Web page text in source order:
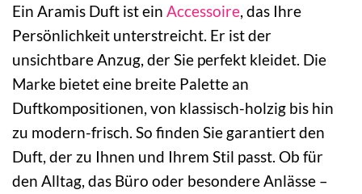
Ein Aramis Duft ist ein Accessoire , das Ihre
Persönlichkeit unterstreicht. Er ist der
unsichtbare Anzug, der Sie perfekt kleidet. Die
Marke bietet eine breite Palette an
Duftkompositionen, von klassisch-holzig bis hin
zu modern-frisch. So finden Sie garantiert den
Duft, der zu Ihnen und Ihrem Stil passt. Ob für
den Alltag, das Büro oder besondere Anlässe –